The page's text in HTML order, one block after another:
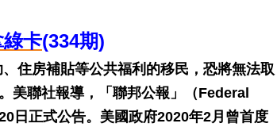
卡(334期)
住房補貼等公共福利的移民，恐將無法取
美聯社報導，「聯邦公報」（Federal
日正式公告。美國政府2020年2月曾首度